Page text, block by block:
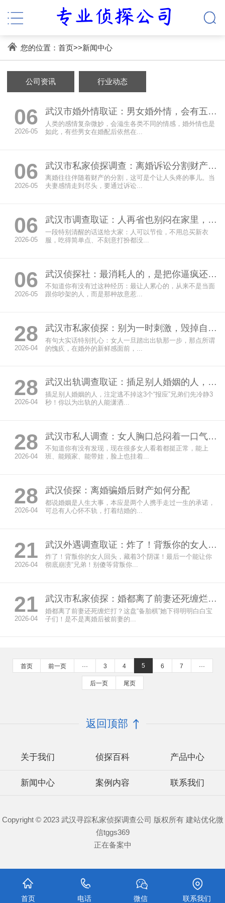
您的位置： 首页>>新闻中心
公司资讯 行业动态
06
2026-05
武汉市婚外情取证：男女婚外情，会有五个字的经历，多数没结果
人类的感情复杂微妙，会滋生各类不同的情感，婚外情也是
如此，有些男女在婚配后依然在...
06
2026-05
武汉市私家侦探调查：离婚诉讼分割财产需要什么证据材料
离婚往往伴随着财产的分割，这可是个让人头疼的事儿。当
夫妻感情走到尽头，要通过诉讼...
06
2026-05
武汉市调查取证：人再省也别闷在家里，出门才是最好的养心
一段特别清醒的话送给大家：人可以节俭，不用总买新衣
服，吃得简单点、不刻意打扮都没...
06
2026-05
武汉侦探社：最消耗人的，是把你逼疯还装无辜的人
不知道你有没有过这种经历：最让人累心的，从来不是当面
跟你吵架的人，而是那种故意惹...
28
2026-04
武汉市私家侦探：别为一时刺激，毁掉自己整个人生
有句大实话特别扎心：女人一旦踏出出轨那一步，那点所谓
的愧疚，在婚外的新鲜感面前，...
28
2026-04
武汉出轨调查取证：插足别人婚姻的人，注定逃不掉这3个“报应”
插足别人婚姻的人，注定逃不掉这3个“报应”兄弟们先冷静3
秒！你以为出轨的人能潇洒...
28
2026-04
武汉市私人调查：女人胸口总闷着一口气，多半是心受了委屈
不知道你有没有发现，现在很多女人看着都挺正常，能上
班、能顾家、能带娃，脸上也挂着...
28
2026-04
武汉侦探：离婚骗婚后财产如何分配
都说婚姻是人生大事，本应是两个人携手走过一生的承诺，
可总有人心怀不轨，打着结婚的...
21
2026-04
武汉外遇调查取证：炸了！背叛你的女人回头，藏着3个阴谋！最后一个能让你彻底崩溃
炸了！背叛你的女人回头，藏着3个阴谋！最后一个能让你
彻底崩溃“兄弟！别傻等背叛你...
21
2026-04
武汉市私家侦探：婚都离了前妻还死缠烂打？这盘“备胎棋”她下得明明白白
婚都离了前妻还死缠烂打？这盘“备胎棋”她下得明明白白宝
子们！是不是离婚后被前妻的...
首页 前一页 ··· 3 4 5 6 7 ···
后一页 尾页
返回顶部
关于我们 侦探百科 产品中心
新闻中心 案例内容 联系我们
Copyright © 2023 武汉寻踪私家侦探调查公司 版权所有 建站优化微
信tggs369
正在备案中
首页 电话 微信 联系我们